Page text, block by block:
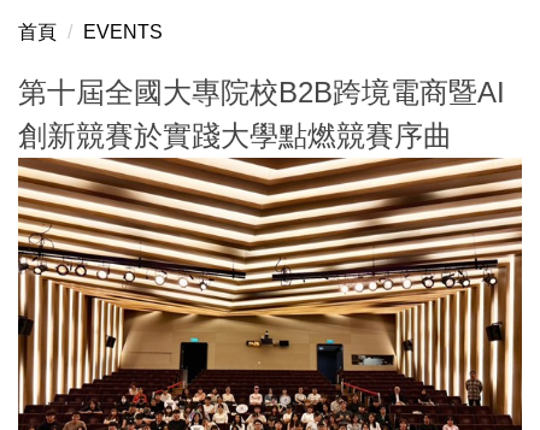
首頁 EVENTS
第十屆全國大專院校B2B跨境電商暨AI
創新競賽於實踐大學點燃競賽序曲